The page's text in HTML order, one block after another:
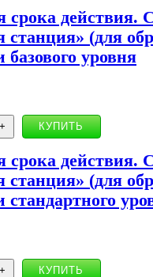
действия.
(для
уровня
действия.
(для